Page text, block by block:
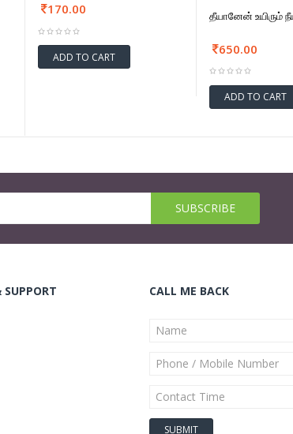
170.00
ADD TO CART
தீயானேன் உயிரும்
650.00
ADD TO CART
CALL ME BACK